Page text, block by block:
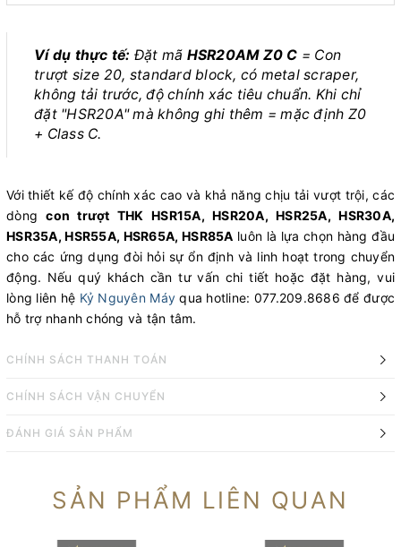
Ví dụ thực tế: Đặt mã HSR20AM Z0 C = Con
trượt size 20, standard block, có metal scraper,
không tải trước, độ chính xác tiêu chuẩn. Khi chỉ
đặt "HSR20A" mà không ghi thêm = mặc định Z0
+ Class C.
Với thiết kế độ chính xác cao và khả năng chịu tải vượt trội, các
dòngcon trượt THK HSR15A, HSR20A, HSR25A, HSR30A,
HSR35A, HSR55A, HSR65A, HSR85A luôn là lựa chọn hàng đầu
cho các ứng dụng đòi hỏi sự ổn định và linh hoạt trong chuyển
động. Nếu quý khách cần tư vấn chi tiết hoặc đặt hàng, vui
lòng liên hệ Kỷ Nguyên Máy qua hotline: 077.209.8686 để được
hỗ trợ nhanh chóng và tận tâm.
CHÍNH SÁCH THANH TOÁN
CHÍNH SÁCH VẬN CHUYỂN
ĐÁNH GIÁ SẢN PHẨM
SẢN PHẨM LIÊN QUAN